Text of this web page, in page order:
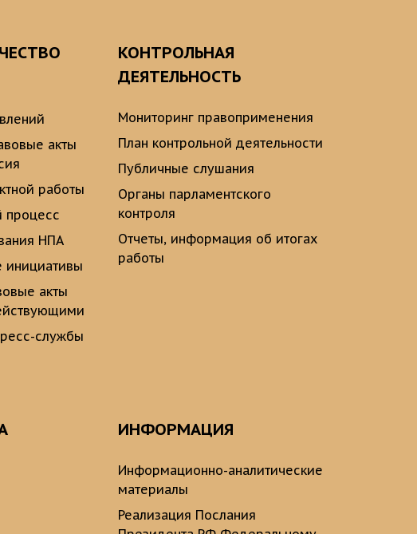
акты
работы
процесс
НПА
инициативы
акты
службы
КОНТРОЛЬНАЯ
ДЕЯТЕЛЬНОСТЬ
Мониторинг правоприменения
План контрольной деятельности
Публичные слушания
Органы парламентского
контроля
Отчеты, информация об итогах
работы
ИНФОРМАЦИЯ
Информационно-аналитические
материалы
Реализация Послания